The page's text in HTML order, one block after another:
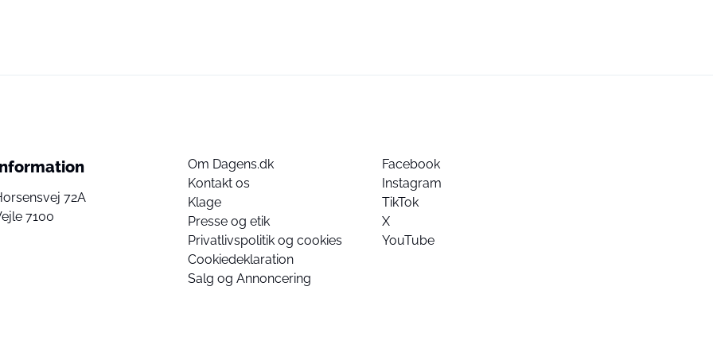
72A
7100
Om Dagens.dk
Kontakt os
Klage
Presse og etik
Privatlivspolitik og cookies
Cookiedeklaration
Salg og Annoncering
Facebook
Instagram
TikTok
X
YouTube